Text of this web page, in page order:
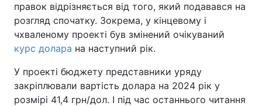
Україна Політика
Економіка Світ
Техно і зв'язок Лайт
правок відрізняється від того, який подавався на
розгляд спочатку. Зокрема, у кінцевому і
чхваленому проекті був змінений очікуваний
курс долара на наступний рік.
У проекті бюджету представники уряду
закріплювали вартість долара на 2024 рік у
розмірі 41,4 грн/дол. І під час останнього читання